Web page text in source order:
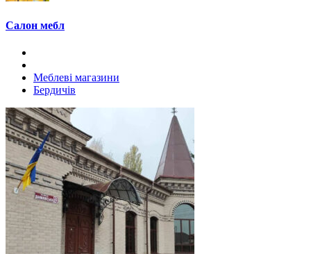
Салон мебл
Меблеві магазини
Бердичів